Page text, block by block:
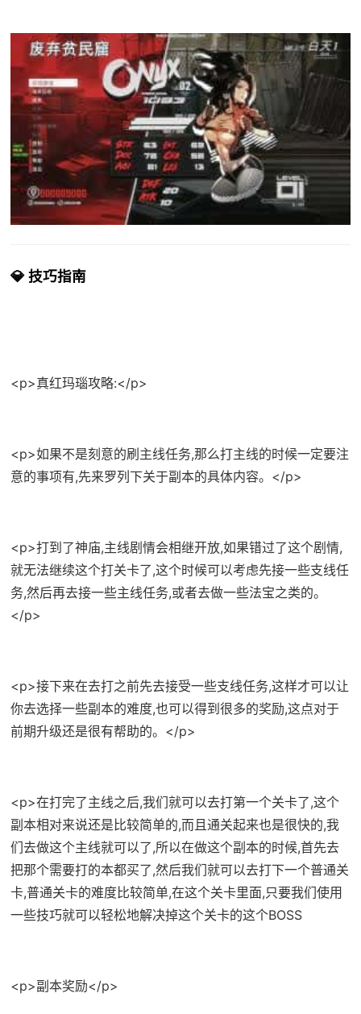
💎 技巧指南
<p>真红玛瑙攻略:</p>
<p>如果不是刻意的刷主线任务,那么打主线的时候一定要注
意的事项有,先来罗列下关于副本的具体内容。</p>
<p>打到了神庙,主线剧情会相继开放,如果错过了这个剧情,
就无法继续这个打关卡了,这个时候可以考虑先接一些支线任
务,然后再去接一些主线任务,或者去做一些法宝之类的。
</p>
<p>接下来在去打之前先去接受一些支线任务,这样才可以让
你去选择一些副本的难度,也可以得到很多的奖励,这点对于
前期升级还是很有帮助的。</p>
<p>在打完了主线之后,我们就可以去打第一个关卡了,这个
副本相对来说还是比较简单的,而且通关起来也是很快的,我
们去做这个主线就可以了,所以在做这个副本的时候,首先去
把那个需要打的本都买了,然后我们就可以去打下一个普通关
卡,普通关卡的难度比较简单,在这个关卡里面,只要我们使用
一些技巧就可以轻松地解决掉这个关卡的这个BOSS
<p>副本奖励</p>